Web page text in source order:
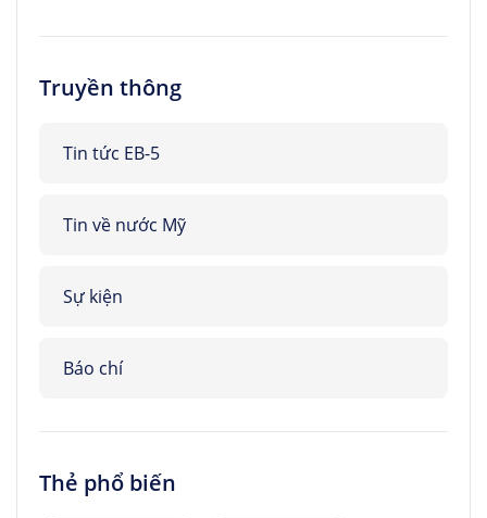
Truyền thông
Tin tức EB-5
Tin về nước Mỹ
Sự kiện
Báo chí
Thẻ phổ biến